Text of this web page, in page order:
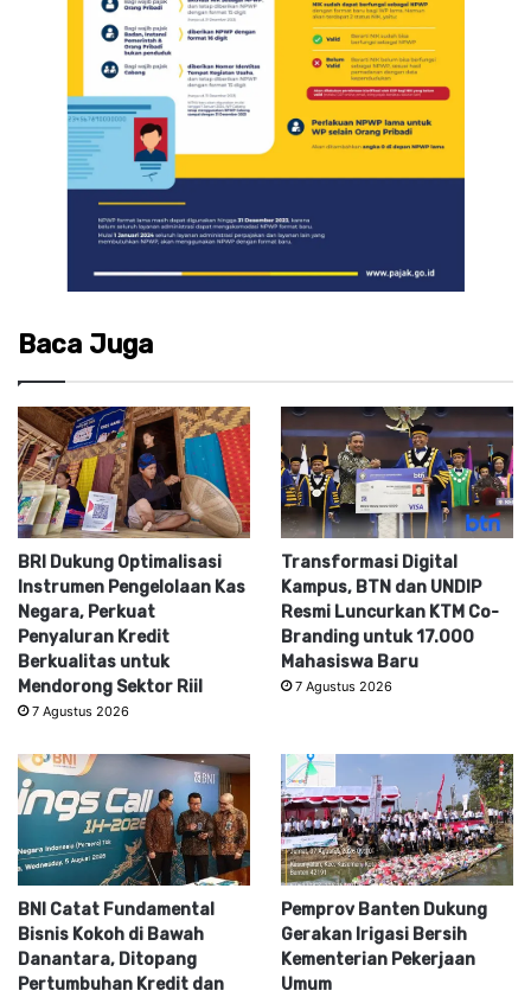
Baca Juga
BRI Dukung Optimalisasi
Instrumen Pengelolaan Kas
Negara, Perkuat
Penyaluran Kredit
Berkualitas untuk
Mendorong Sektor Riil
7 Agustus 2026
Transformasi Digital
Kampus, BTN dan UNDIP
Resmi Luncurkan KTM Co-
Branding untuk 17.000
Mahasiswa Baru
7 Agustus 2026
BNI Catat Fundamental
Bisnis Kokoh di Bawah
Danantara, Ditopang
Pertumbuhan Kredit dan
Pemprov Banten Dukung
Gerakan Irigasi Bersih
Kementerian Pekerjaan
Umum